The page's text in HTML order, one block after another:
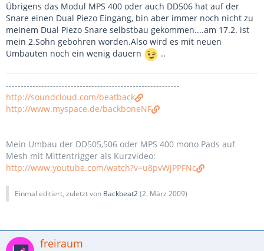
Übrigens das Modul MPS 400 oder auch DD506 hat auf der
Snare einen Dual Piezo Eingang, bin aber immer noch nicht zu
meinem Dual Piezo Snare selbstbau gekommen....am 17.2. ist
mein 2.Sohn gebohren worden.Also wird es mit neuen
Umbauten noch ein wenig dauern
..
-----------------------------------------------------------
http://soundcloud.com/beatback
http://www.myspace.de/backboneNF
Mein Umbau der DD505,506 oder MPS 400 mono Pads auf
Mesh mit Mittentrigger als Kurzvideo:
http://www.youtube.com/watch?v=u8pvWjPPFNc
Einmal editiert, zuletzt von Backbeat2(2. März 2009)
freiraum